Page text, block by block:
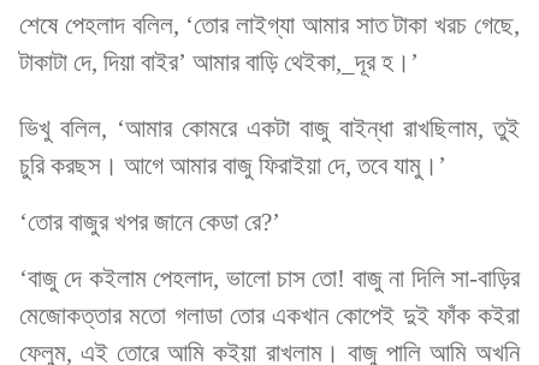
শেষে পেহলাদ বলিল, ‘তোর লাইগ্যা আমার সাত টাকা খরচ গেছে,
টাকাটা দে, দিয়া বাইর’ আমার বাড়ি থেইকা,_দূর হ।’
ভিখু বলিল, ‘আমার কোমরে একটা বাজু বাইন্ধা রাখছিলাম, তুই
চুরি করছস। আগে আমার বাজু ফিরাইয়া দে, তবে যামু।’
‘তোর বাজুর খপর জানে কেডা রে?’
‘বাজু দে কইলাম পেহলাদ, ভালো চাস তো! বাজু না দিলি সা-বাড়ির
মেজোকত্তার মতো গলাডা তোর একখান কোপেই দুই ফাঁক কইরা
ফেলুম, এই তোরে আমি কইয়া রাখলাম। বাজু পালি আমি অখনি